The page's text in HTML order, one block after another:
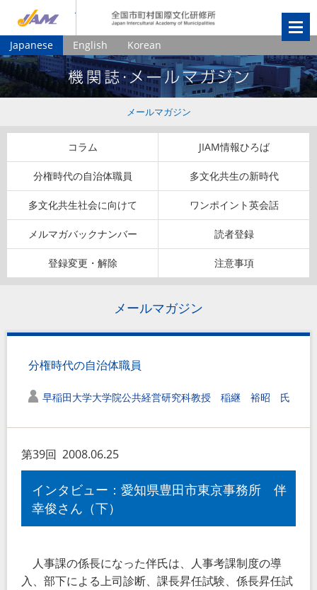
Japanese English Korean
メールマガジン
コラム JIAM情報ひろば
分権時代の自治体職員 多文化共生の新時代
多文化共生社会に向けて ワンポイント英会話
メルマガバックナンバー 読者登録
登録変更・解除 注意事項
メールマガジン
分権時代の自治体職員
早稲田大学大学院公共経営研究科教授 稲継 裕昭 氏
第39回 2008.06.25
インタビュー：愛知県豊田市東京事務所 伴
幸俊さん（下）
人事課の係長になった伴氏は、人事考課制度の導
入、部下による上司診断、課長昇任試験、係長昇任試